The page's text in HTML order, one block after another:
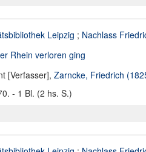
Leipzig ; Nachlass
Rhein verloren ging
[Verfasser], Zarncke, Friedrich
- 1 Bl. (2 hs. S.)